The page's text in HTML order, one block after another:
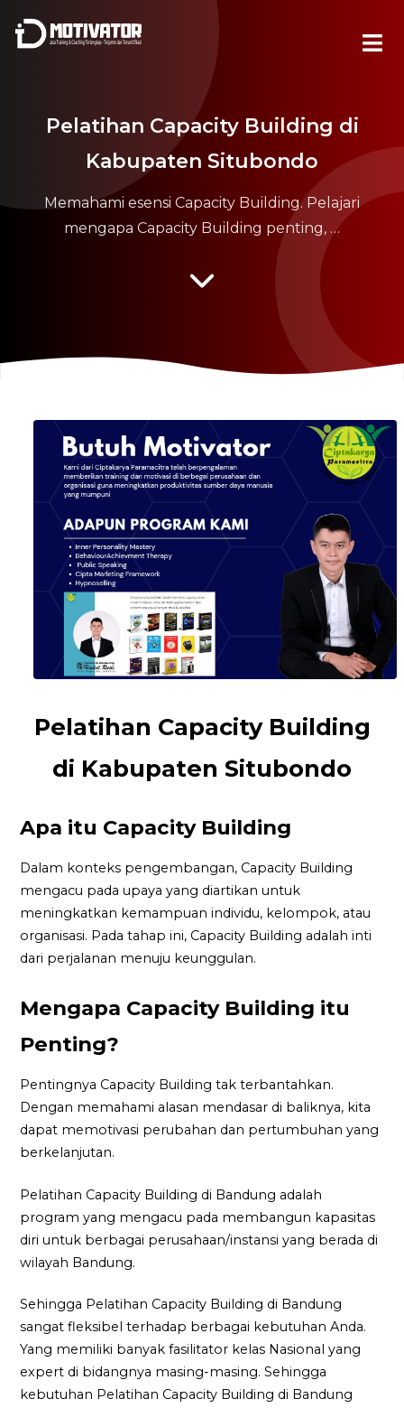
Pelatihan Capacity Building di
Kabupaten Situbondo
Memahami esensi Capacity Building. Pelajari
mengapa Capacity Building penting, …
Pelatihan Capacity Building
di Kabupaten Situbondo
Apa itu Capacity Building
Dalam konteks pengembangan, Capacity Building
mengacu pada upaya yang diartikan untuk
meningkatkan kemampuan individu, kelompok, atau
organisasi. Pada tahap ini, Capacity Building adalah inti
dari perjalanan menuju keunggulan.
Mengapa Capacity Building itu
Penting?
Pentingnya Capacity Building tak terbantahkan.
Dengan memahami alasan mendasar di baliknya, kita
dapat memotivasi perubahan dan pertumbuhan yang
berkelanjutan.
Pelatihan Capacity Building di Bandung adalah
program yang mengacu pada membangun kapasitas
diri untuk berbagai perusahaan/instansi yang berada di
wilayah Bandung.
Sehingga Pelatihan Capacity Building di Bandung
sangat fleksibel terhadap berbagai kebutuhan Anda.
Yang memiliki banyak fasilitator kelas Nasional yang
expert di bidangnya masing-masing. Sehingga
kebutuhan Pelatihan Capacity Building di Bandung